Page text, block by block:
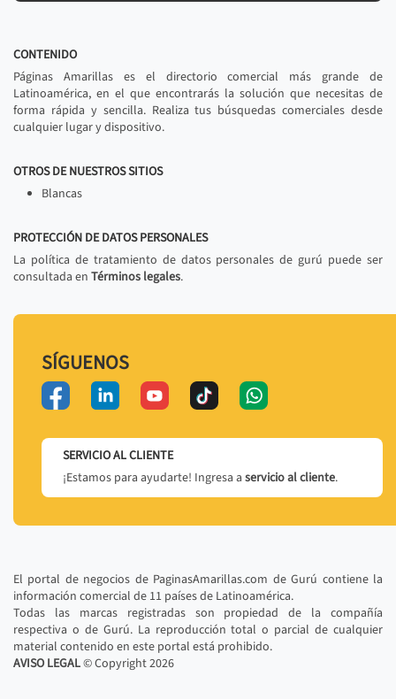
CONTENIDO
Páginas Amarillas es el directorio comercial más grande de
Latinoamérica, en el que encontrarás la solución que necesitas de
forma rápida y sencilla. Realiza tus búsquedas comerciales desde
cualquier lugar y dispositivo.
OTROS DE NUESTROS SITIOS
Blancas
PROTECCIÓN DE DATOS PERSONALES
La política de tratamiento de datos personales de gurú puede ser
consultada en Términos legales.
SÍGUENOS
SERVICIO AL CLIENTE
¡Estamos para ayudarte! Ingresa a servicio al cliente.
El portal de negocios de PaginasAmarillas.com de Gurú contiene la
información comercial de 11 países de Latinoamérica.
Todas las marcas registradas son propiedad de la compañía
respectiva o de Gurú. La reproducción total o parcial de cualquier
material contenido en este portal está prohibido.
AVISO LEGAL© Copyright2026